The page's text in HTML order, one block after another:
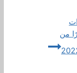
من